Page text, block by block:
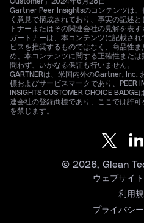
Customer」2024年6月28日
Gartner Peer Insightsのコンテンツは、
く意見で構成されており、事実の記述
トナーまたはその関連会社の見解を表す
ガートナーは、本コンテンツに記載さ
ビスを推奨するものではなく、商品性
め、本コンテンツに関する正確性また
問わず、いかなる保証も行いません。
GARTNERは、米国内外のGartner, Inc.
標およびサービスマークであり、PEER
INSIGHTS CUSTOMER CHOICE
連会社の登録商標であり、ここでは許
を禁じます。
© 2026, Glean
ウェブサイ
利用
プライバシ